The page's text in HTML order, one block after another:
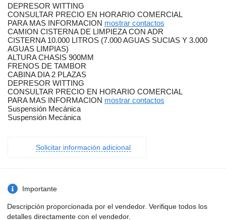
DEPRESOR WITTING
CONSULTAR PRECIO EN HORARIO COMERCIAL
PARA MAS INFORMACION mostrar contactos
CAMION CISTERNA DE LIMPIEZA CON ADR
CISTERNA 10.000 LITROS (7.000 AGUAS SUCIAS Y 3.000
AGUAS LIMPIAS)
ALTURA CHASIS 900MM
FRENOS DE TAMBOR
CABINA DIA 2 PLAZAS
DEPRESOR WITTING
CONSULTAR PRECIO EN HORARIO COMERCIAL
PARA MAS INFORMACION mostrar contactos
Suspensión Mecánica
Suspensión Mecánica
Solicitar información adicional
Importante
Descripción proporcionada por el vendedor. Verifique todos los
detalles directamente con el vendedor.